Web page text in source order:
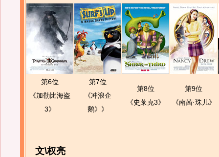
第6位
《加勒比海盗
3》
第7位
《冲浪企
鹅》》
第8位
《史莱克3》
第9位
《南茜·珠儿》
文\权亮